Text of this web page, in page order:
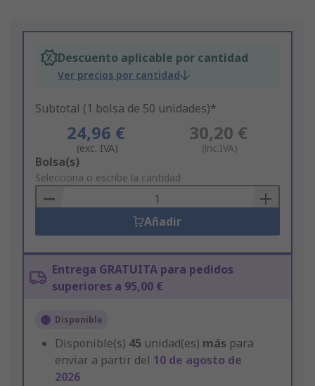
Descuento aplicable por cantidad
Ver precios por cantidad
Subtotal (1 bolsa de 50 unidades)*
24,96 €
(exc. IVA)
30,20 €
(inc.IVA)
Add
to
Basket
Bolsa(s)
Selecciona o escribe la cantidad
Añadir
Entrega GRATUITA para pedidos
superiores a 95,00 €
Disponible
Disponible(s) 45 unidad(es) más para
enviar a partir del 10 de agosto de
2026